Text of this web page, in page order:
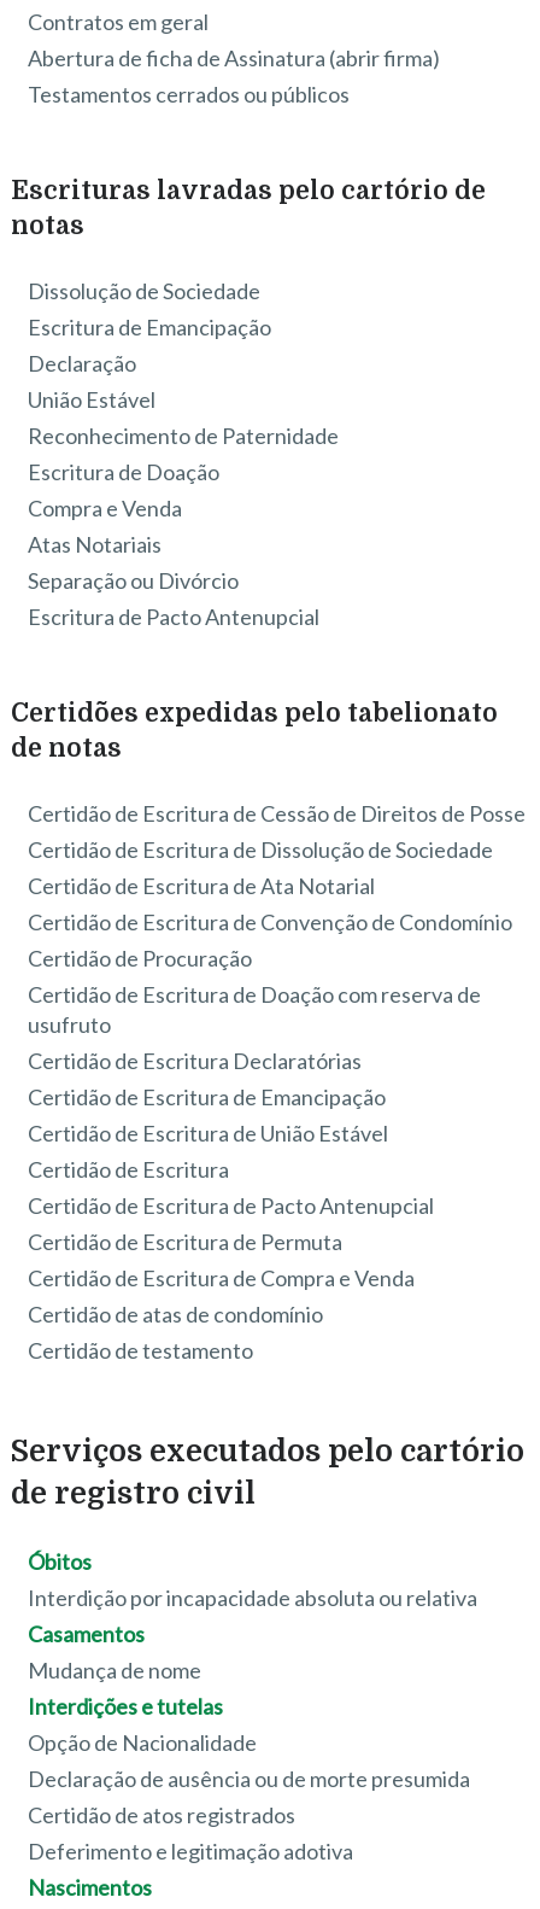
Contratos em geral
Abertura de ficha de Assinatura (abrir firma)
Testamentos cerrados ou públicos
Escrituras lavradas pelo cartório de
notas
Dissolução de Sociedade
Escritura de Emancipação
Declaração
União Estável
Reconhecimento de Paternidade
Escritura de Doação
Compra e Venda
Atas Notariais
Separação ou Divórcio
Escritura de Pacto Antenupcial
Certidões expedidas pelo tabelionato
de notas
Certidão de Escritura de Cessão de Direitos de Posse
Certidão de Escritura de Dissolução de Sociedade
Certidão de Escritura de Ata Notarial
Certidão de Escritura de Convenção de Condomínio
Certidão de Procuração
Certidão de Escritura de Doação com reserva de
usufruto
Certidão de Escritura Declaratórias
Certidão de Escritura de Emancipação
Certidão de Escritura de União Estável
Certidão de Escritura
Certidão de Escritura de Pacto Antenupcial
Certidão de Escritura de Permuta
Certidão de Escritura de Compra e Venda
Certidão de atas de condomínio
Certidão de testamento
Serviços executados pelo cartório
de registro civil
Óbitos
Interdição por incapacidade absoluta ou relativa
Casamentos
Mudança de nome
Interdições e tutelas
Opção de Nacionalidade
Declaração de ausência ou de morte presumida
Certidão de atos registrados
Deferimento e legitimação adotiva
Nascimentos